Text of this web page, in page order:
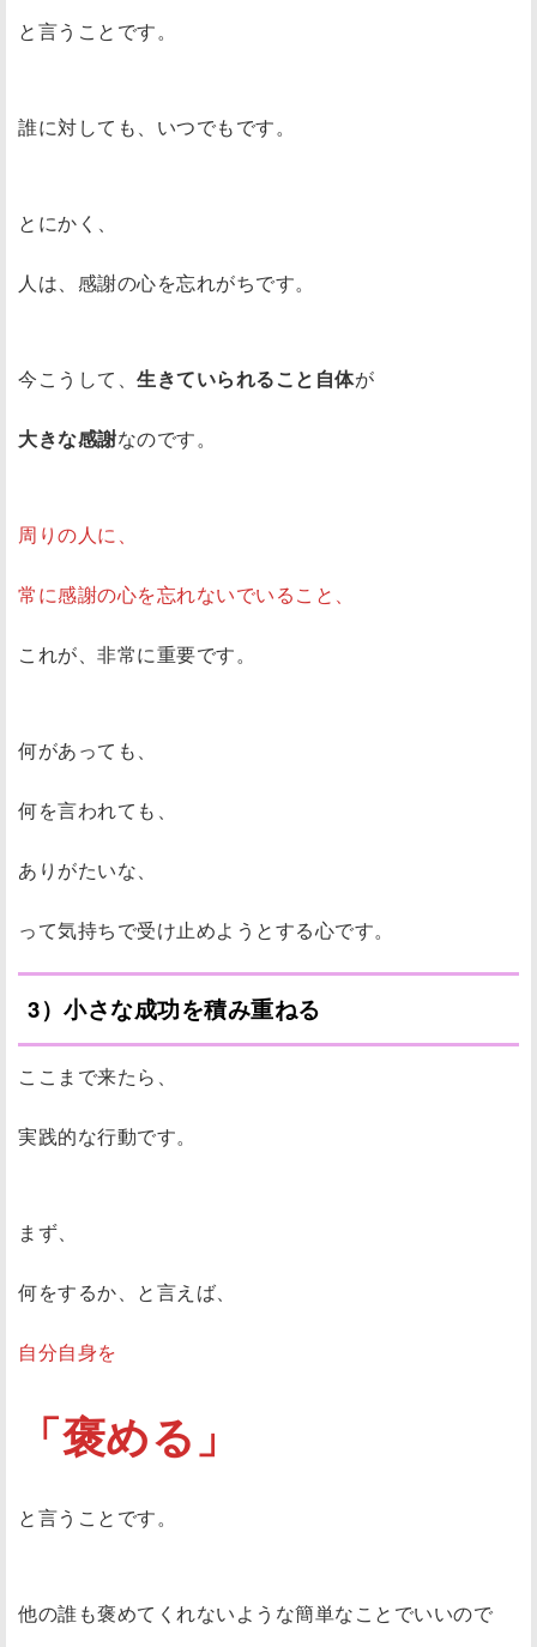
と言うことです。
誰に対しても、いつでもです。
とにかく、
人は、感謝の心を忘れがちです。
今こうして、 生きていられること自体が
大きな感謝なのです。
周りの人に、
常に感謝の心を忘れないでいること、
これが、非常に重要です。
何があっても、
何を言われても、
ありがたいな、
って気持ちで受け止めようとする心です。
3）小さな成功を積み重ねる
ここまで来たら、
実践的な行動です。
まず、
何をするか、と言えば、
自分自身を
「褒める」
と言うことです。
他の誰も褒めてくれないような簡単なことでいいので